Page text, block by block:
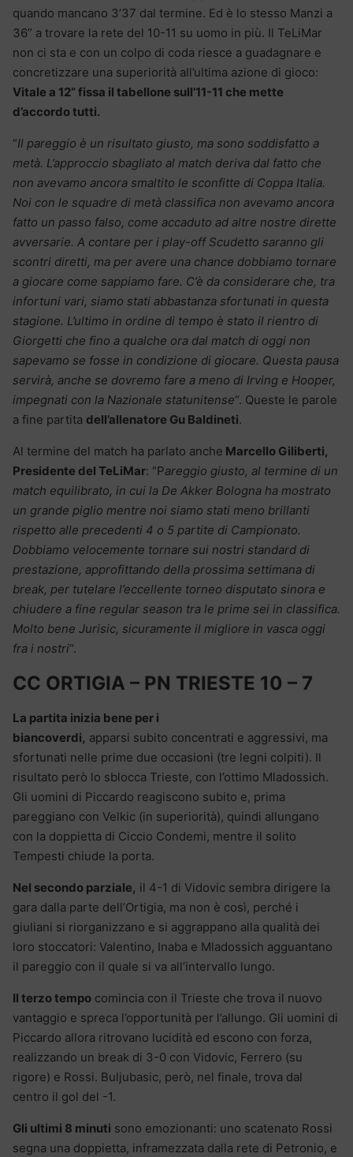
quando mancano 3’37 dal termine. Ed è lo stesso Manzi a
36” a trovare la rete del 10-11 su uomo in più. Il TeLiMar
non ci sta e con un colpo di coda riesce a guadagnare e
concretizzare una superiorità all’ultima azione di gioco:
Vitale a 12” fissa il tabellone sull’11-11 che mette
d’accordo tutti.
“Il pareggio è un risultato giusto, ma sono soddisfatto a
metà. L’approccio sbagliato al match deriva dal fatto che
non avevamo ancora smaltito le sconfitte di Coppa Italia.
Noi con le squadre di metà classifica non avevamo ancora
fatto un passo falso, come accaduto ad altre nostre dirette
avversarie. A contare per i play-off Scudetto saranno gli
scontri diretti, ma per avere una chance dobbiamo tornare
a giocare come sappiamo fare. C’è da considerare che, tra
infortuni vari, siamo stati abbastanza sfortunati in questa
stagione. L’ultimo in ordine di tempo è stato il rientro di
Giorgetti che fino a qualche ora dal match di oggi non
sapevamo se fosse in condizione di giocare. Questa pausa
servirà, anche se dovremo fare a meno di Irving e Hooper,
impegnati con la Nazionale statunitense“. Queste le parole
a fine partita dell’allenatore Gu Baldineti.
Al termine del match ha parlato anche Marcello Giliberti,
Presidente del TeLiMar: “Pareggio giusto, al termine di un
match equilibrato, in cui la De Akker Bologna ha mostrato
un grande piglio mentre noi siamo stati meno brillanti
rispetto alle precedenti 4 o 5 partite di Campionato.
Dobbiamo velocemente tornare sui nostri standard di
prestazione, approfittando della prossima settimana di
break, per tutelare l’eccellente torneo disputato sinora e
chiudere a fine regular season tra le prime sei in classifica.
Molto bene Jurisic, sicuramente il migliore in vasca oggi
fra i nostri“.
CC ORTIGIA – PN TRIESTE 10 – 7
La partita inizia bene per i
biancoverdi, apparsi subito concentrati e aggressivi, ma
sfortunati nelle prime due occasioni (tre legni colpiti). Il
risultato però lo sblocca Trieste, con l’ottimo Mladossich.
Gli uomini di Piccardo reagiscono subito e, prima
pareggiano con Velkic (in superiorità), quindi allungano
con la doppietta di Ciccio Condemi, mentre il solito
Tempesti chiude la porta.
Nel secondo parziale, il 4-1 di Vidovic sembra dirigere la
gara dalla parte dell’Ortigia, ma non è così, perché i
giuliani si riorganizzano e si aggrappano alla qualità dei
loro stoccatori: Valentino, Inaba e Mladossich agguantano
il pareggio con il quale si va all’intervallo lungo.
Il terzo tempo comincia con il Trieste che trova il nuovo
vantaggio e spreca l’opportunità per l’allungo. Gli uomini di
Piccardo allora ritrovano lucidità ed escono con forza,
realizzando un break di 3-0 con Vidovic, Ferrero (su
rigore) e Rossi. Buljubasic, però, nel finale, trova dal
centro il gol del -1.
Gli ultimi 8 minuti sono emozionanti: uno scatenato Rossi
segna una doppietta, inframezzata dalla rete di Petronio, e